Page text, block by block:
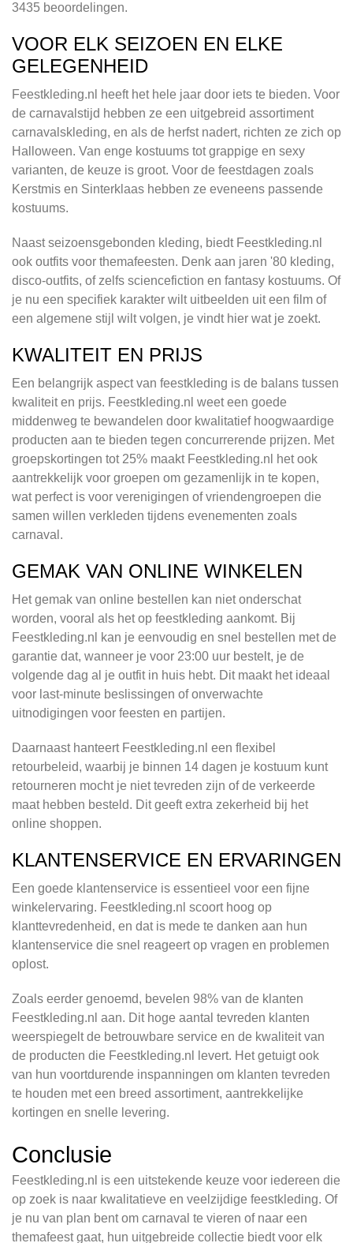
3435 beoordelingen.
VOOR ELK SEIZOEN EN ELKE
GELEGENHEID
Feestkleding.nl heeft het hele jaar door iets te bieden. Voor
de carnavalstijd hebben ze een uitgebreid assortiment
carnavalskleding, en als de herfst nadert, richten ze zich op
Halloween. Van enge kostuums tot grappige en sexy
varianten, de keuze is groot. Voor de feestdagen zoals
Kerstmis en Sinterklaas hebben ze eveneens passende
kostuums.
Naast seizoensgebonden kleding, biedt Feestkleding.nl
ook outfits voor themafeesten. Denk aan jaren '80 kleding,
disco-outfits, of zelfs sciencefiction en fantasy kostuums. Of
je nu een specifiek karakter wilt uitbeelden uit een film of
een algemene stijl wilt volgen, je vindt hier wat je zoekt.
KWALITEIT EN PRIJS
Een belangrijk aspect van feestkleding is de balans tussen
kwaliteit en prijs. Feestkleding.nl weet een goede
middenweg te bewandelen door kwalitatief hoogwaardige
producten aan te bieden tegen concurrerende prijzen. Met
groepskortingen tot 25% maakt Feestkleding.nl het ook
aantrekkelijk voor groepen om gezamenlijk in te kopen,
wat perfect is voor verenigingen of vriendengroepen die
samen willen verkleden tijdens evenementen zoals
carnaval.
GEMAK VAN ONLINE WINKELEN
Het gemak van online bestellen kan niet onderschat
worden, vooral als het op feestkleding aankomt. Bij
Feestkleding.nl kan je eenvoudig en snel bestellen met de
garantie dat, wanneer je voor 23:00 uur bestelt, je de
volgende dag al je outfit in huis hebt. Dit maakt het ideaal
voor last-minute beslissingen of onverwachte
uitnodigingen voor feesten en partijen.
Daarnaast hanteert Feestkleding.nl een flexibel
retourbeleid, waarbij je binnen 14 dagen je kostuum kunt
retourneren mocht je niet tevreden zijn of de verkeerde
maat hebben besteld. Dit geeft extra zekerheid bij het
online shoppen.
KLANTENSERVICE EN ERVARINGEN
Een goede klantenservice is essentieel voor een fijne
winkelervaring. Feestkleding.nl scoort hoog op
klanttevredenheid, en dat is mede te danken aan hun
klantenservice die snel reageert op vragen en problemen
oplost.
Zoals eerder genoemd, bevelen 98% van de klanten
Feestkleding.nl aan. Dit hoge aantal tevreden klanten
weerspiegelt de betrouwbare service en de kwaliteit van
de producten die Feestkleding.nl levert. Het getuigt ook
van hun voortdurende inspanningen om klanten tevreden
te houden met een breed assortiment, aantrekkelijke
kortingen en snelle levering.
Conclusie
Feestkleding.nl is een uitstekende keuze voor iedereen die
op zoek is naar kwalitatieve en veelzijdige feestkleding. Of
je nu van plan bent om carnaval te vieren of naar een
themafeest gaat, hun uitgebreide collectie biedt voor elk